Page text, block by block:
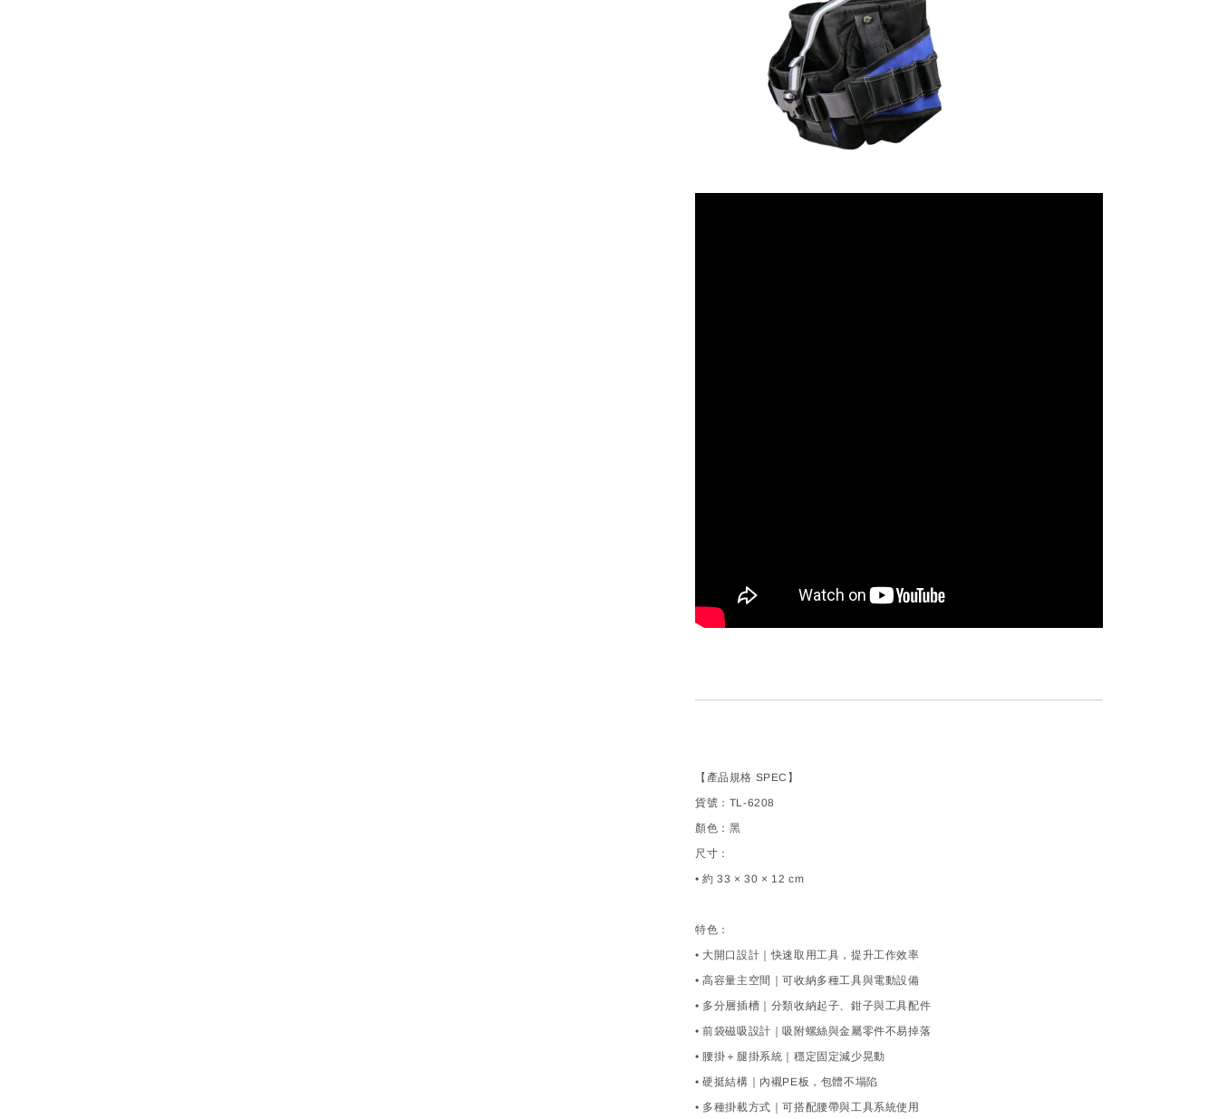
【產品規格 SPEC】
貨號：TL-6208
顏色：黑
尺寸：
• 約 33 × 30 × 12 cm
特色：
• 大開口設計｜快速取用工具，提升工作效率
• 高容量主空間｜可收納多種工具與電動設備
• 多分層插槽｜分類收納起子、鉗子與工具配件
• 前袋磁吸設計｜吸附螺絲與金屬零件不易掉落
• 腰掛＋腿掛系統｜穩定固定減少晃動
• 硬挺結構｜內襯PE板，包體不塌陷
• 多種掛載方式｜可搭配腰帶與工具系統使用